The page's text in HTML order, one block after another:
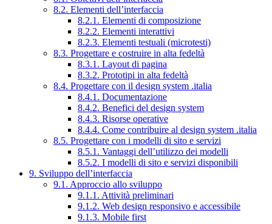
8.2. Elementi dell’interfaccia
8.2.1. Elementi di composizione
8.2.2. Elementi interattivi
8.2.3. Elementi testuali (microtesti)
8.3. Progettare e costruire in alta fedeltà
8.3.1. Layout di pagina
8.3.2. Prototipi in alta fedeltà
8.4. Progettare con il design system .italia
8.4.1. Documentazione
8.4.2. Benefici del design system
8.4.3. Risorse operative
8.4.4. Come contribuire al design system .italia
8.5. Progettare con i modelli di sito e servizi
8.5.1. Vantaggi dell’utilizzo dei modelli
8.5.2. I modelli di sito e servizi disponibili
9. Sviluppo dell’interfaccia
9.1. Approccio allo sviluppo
9.1.1. Attività preliminari
9.1.2. Web design responsivo e accessibile
9.1.3. Mobile first